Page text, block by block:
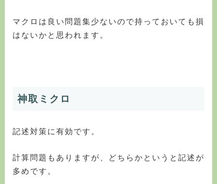
マクロは良い問題集少ないので持っておいても損
はないかと思われます。
神取ミクロ
記述対策に有効です。
計算問題もありますが、どちらかというと記述が
多めです。